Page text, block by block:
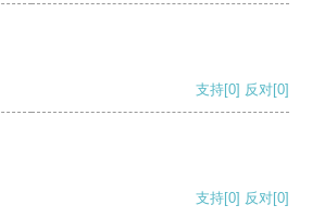
支持[0] 反对[0]
支持[0] 反对[0]